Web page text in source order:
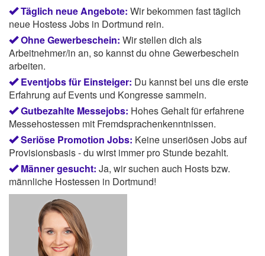
Täglich neue Angebote: Wir bekommen fast täglich
neue Hostess Jobs in Dortmund rein.
Ohne Gewerbeschein: Wir stellen dich als
Arbeitnehmer/in an, so kannst du ohne Gewerbeschein
arbeiten.
Eventjobs für Einsteiger: Du kannst bei uns die erste
Erfahrung auf Events und Kongresse sammeln.
Gutbezahlte Messejobs: Hohes Gehalt für erfahrene
Messehostessen mit Fremdsprachenkenntnissen.
Seriöse Promotion Jobs: Keine unseriösen Jobs auf
Provisionsbasis - du wirst immer pro Stunde bezahlt.
Männer gesucht: Ja, wir suchen auch Hosts bzw.
männliche Hostessen in Dortmund!